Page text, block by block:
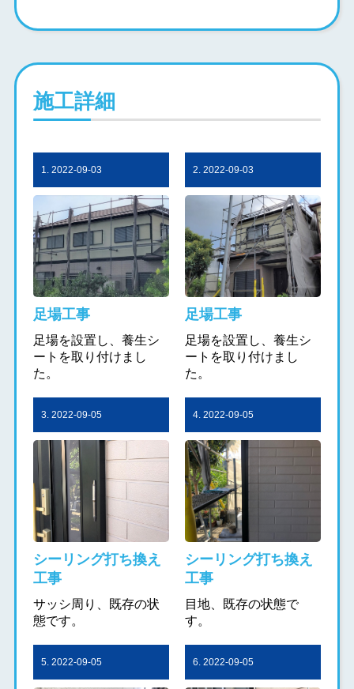
施工詳細
1. 2022-09-03
足場工事
足場を設置し、養生シ
ートを取り付けまし
た。
2. 2022-09-03
足場工事
足場を設置し、養生シ
ートを取り付けまし
た。
3. 2022-09-05
シーリング打ち換え
工事
サッシ周り、既存の状
態です。
4. 2022-09-05
シーリング打ち換え
工事
目地、既存の状態で
す。
5. 2022-09-05 6. 2022-09-05